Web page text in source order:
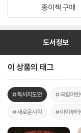
종이책 구매
도서정보
이 상품의 태그
#독서지도안 #국립어린
#새로운시각 #아이부터